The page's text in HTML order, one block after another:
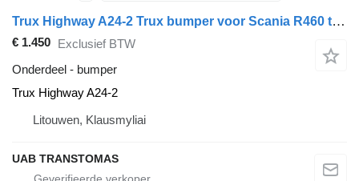
Trux Highway A24-2 Trux bumper voor Scania R460 trekker
€ 1.450 Exclusief BTW
Onderdeel - bumper
Trux Highway A24-2
Litouwen, Klausmyliai
UAB TRANSTOMAS